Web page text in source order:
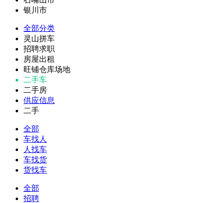
银川市
全部分类
灵山拼车
招聘求职
房屋出租
旺铺仓库场地
二手车
二手房
供应信息
二手
全部
车找人
人找车
车找货
货找车
全部
招聘